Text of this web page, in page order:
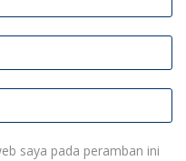
saya pada peramban ini